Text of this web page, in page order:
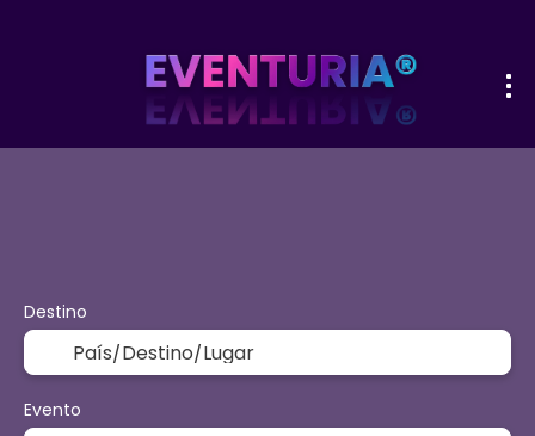
Destino
Evento